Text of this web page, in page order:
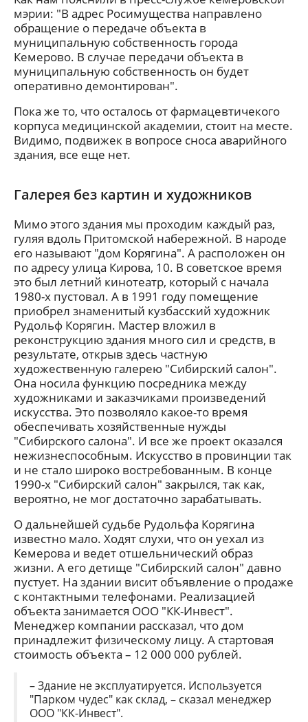
мэрии: "В адрес Росимущества направлено
обращение о передаче объекта в
муниципальную собственность города
Кемерово. В случае передачи объекта в
муниципальную собственность он будет
оперативно демонтирован".
Пока же то, что осталось от фармацевтичекого
корпуса медицинской академии, стоит на месте.
Видимо, подвижек в вопросе сноса аварийного
здания, все еще нет.
Галерея без картин и художников
Мимо этого здания мы проходим каждый раз,
гуляя вдоль Притомской набережной. В народе
его называют "дом Корягина". А расположен он
по адресу улица Кирова, 10. В советское время
это был летний кинотеатр, который с начала
1980-х пустовал. А в 1991 году помещение
приобрел знаменитый кузбасский художник
Рудольф Корягин. Мастер вложил в
реконструкцию здания много сил и средств, в
результате, открыв здесь частную
художественную галерею "Сибирский салон".
Она носила функцию посредника между
художниками и заказчиками произведений
искусства. Это позволяло какое-то время
обеспечивать хозяйственные нужды
"Сибирского салона". И все же проект оказался
нежизнеспособным. Искусство в провинции так
и не стало широко востребованным. В конце
1990-х "Сибирский салон" закрылся, так как,
вероятно, не мог достаточно зарабатывать.
О дальнейшей судьбе Рудольфа Корягина
известно мало. Ходят слухи, что он уехал из
Кемерова и ведет отшельнический образ
жизни. А его детище "Сибирский салон" давно
пустует. На здании висит объявление о продаже
с контактными телефонами. Реализацией
объекта занимается ООО "КК-Инвест".
Менеджер компании рассказал, что дом
принадлежит физическому лицу. А стартовая
стоимость объекта – 12 000 000 рублей.
– Здание не эксплуатируется. Используется
"Парком чудес" как склад, – сказал менеджер
ООО "КК-Инвест".